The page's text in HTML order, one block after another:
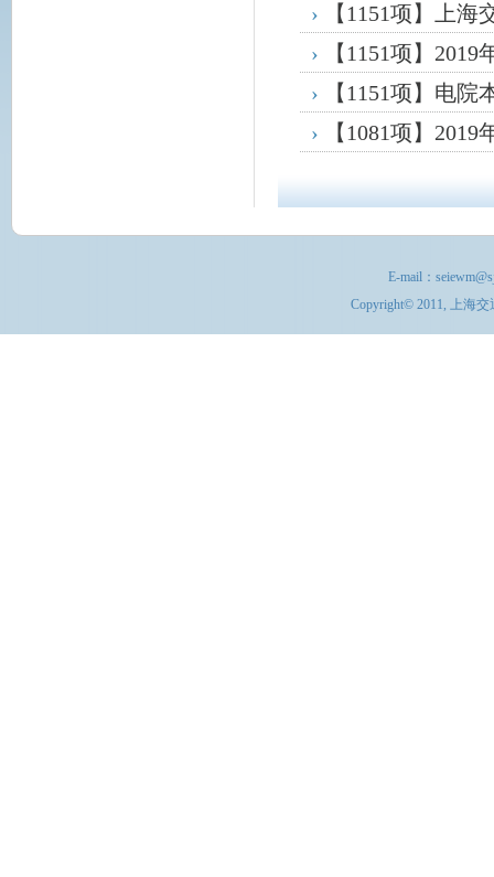
› 【1151项】上
› 【1151项】
› 【1151项】电院
› 【1081项】
E-mail：
Copyright© 2011, 上海